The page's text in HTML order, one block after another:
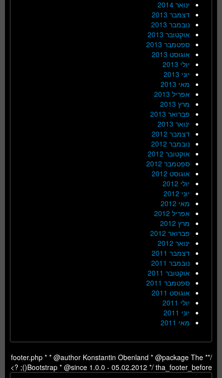
ינואר 2014
דצמבר 2013
נובמבר 2013
אוקטובר 2013
ספטמבר 2013
אוגוסט 2013
יולי 2013
יוני 2013
מאי 2013
אפריל 2013
מרץ 2013
פברואר 2013
ינואר 2013
דצמבר 2012
נובמבר 2012
אוקטובר 2012
ספטמבר 2012
אוגוסט 2012
יולי 2012
יוני 2012
מאי 2012
אפריל 2012
מרץ 2012
פברואר 2012
ינואר 2012
דצמבר 2011
נובמבר 2011
אוקטובר 2011
ספטמבר 2011
אוגוסט 2011
יולי 2011
יוני 2011
מאי 2011
/** footer.php * * @author Konstantin Obenland * @package The
Bootstrap * @since 1.0.0 - 05.02.2012 */ tha_footer_before(); ?>